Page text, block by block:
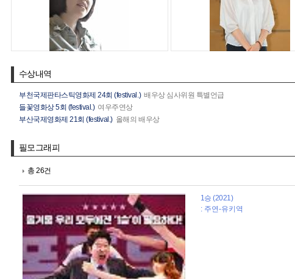
수상내역
부천국제판타스틱영화제 24회 (festival.) 배우상 심사위원 특별언급
들꽃영화상 5회 (festival.) 여우주연상
부산국제영화제 21회 (festival.) 올해의 배우상
필모그래피
총 26건
1승 (2021)
: 주연-유키역